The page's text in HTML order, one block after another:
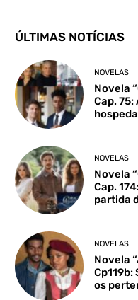
ÚLTIMAS NOTÍCIAS
NOVELAS
Novela
Cap.
NOVELAS
Novela
Cap.
partida
NOVELAS
Novela
os